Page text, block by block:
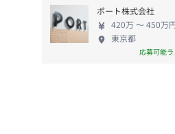
ポート株式会社
420万 〜 450万
東京都
応募可能